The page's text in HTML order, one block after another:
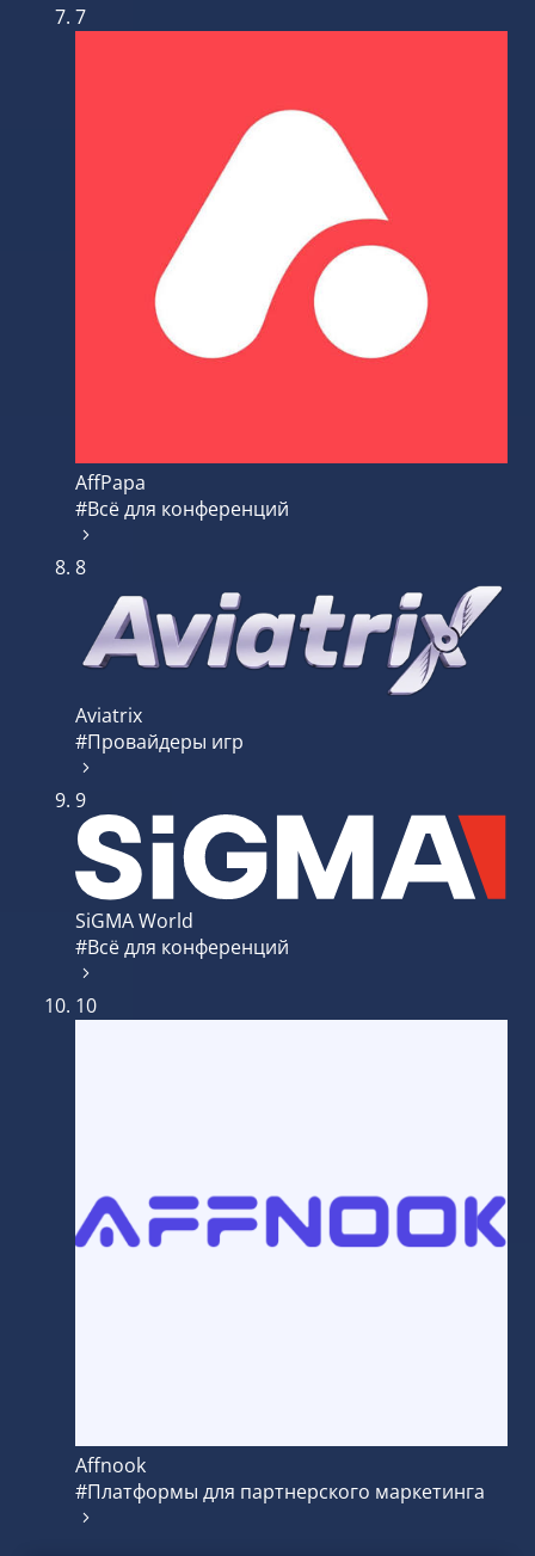
7
AffPapa
#Всё для конференций
8
Aviatrix
#Провайдеры игр
9
SiGMA World
#Всё для конференций
10
Affnook
#Платформы для партнерского маркетинга